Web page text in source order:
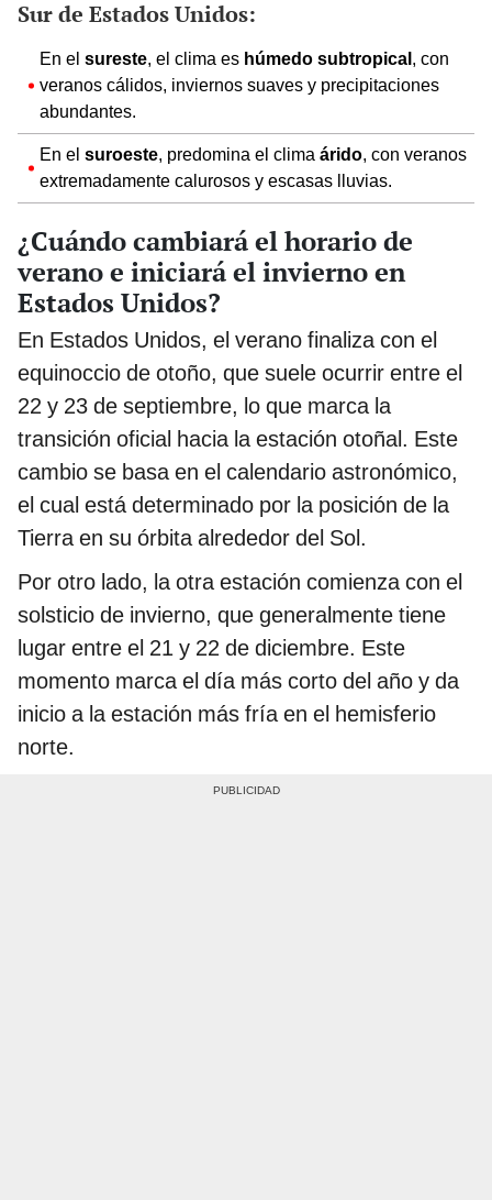
Sur de Estados Unidos:
En el sureste, el clima es húmedo subtropical, con
veranos cálidos, inviernos suaves y precipitaciones
abundantes.
En el suroeste, predomina el clima árido, con veranos
extremadamente calurosos y escasas lluvias.
¿Cuándo cambiará el horario de
verano e iniciará el invierno en
Estados Unidos?
En Estados Unidos, el verano finaliza con el
equinoccio de otoño, que suele ocurrir entre el
22 y 23 de septiembre, lo que marca la
transición oficial hacia la estación otoñal. Este
cambio se basa en el calendario astronómico,
el cual está determinado por la posición de la
Tierra en su órbita alrededor del Sol.
Por otro lado, la otra estación comienza con el
solsticio de invierno, que generalmente tiene
lugar entre el 21 y 22 de diciembre. Este
momento marca el día más corto del año y da
inicio a la estación más fría en el hemisferio
norte.